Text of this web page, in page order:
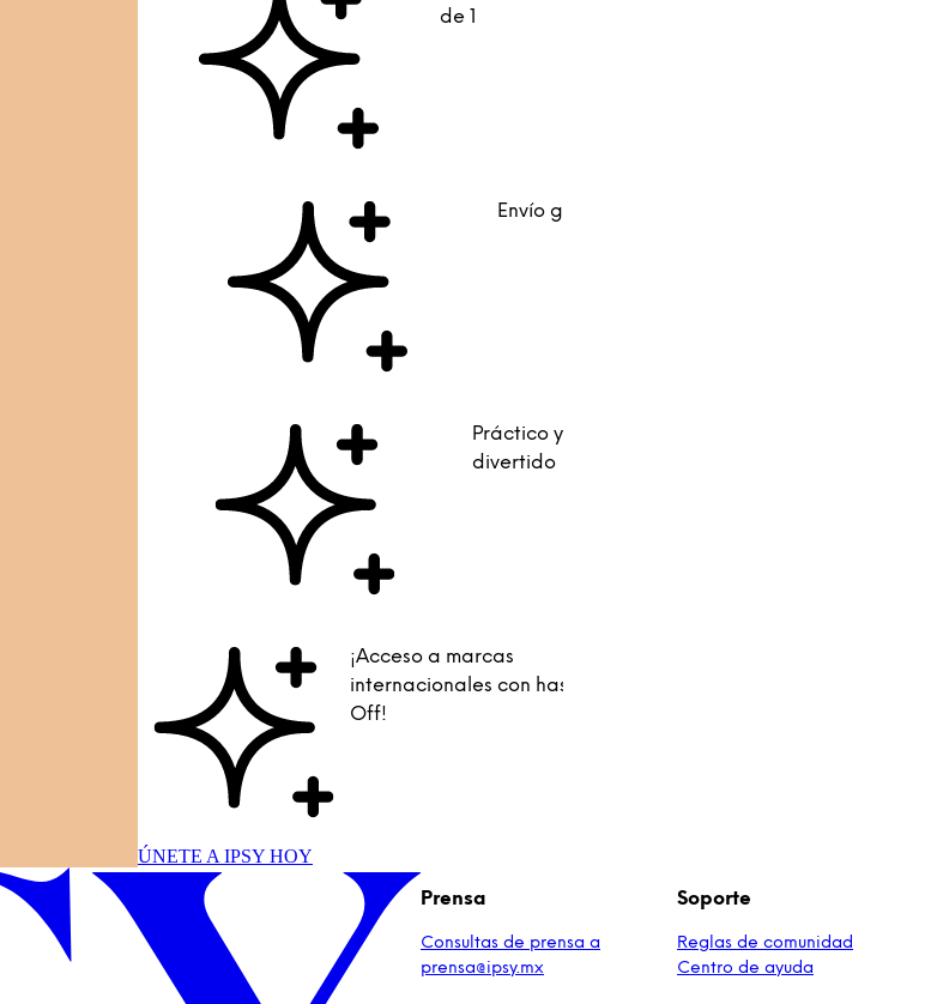
de 1
Envío gratis
Práctico y
divertido
¡Acceso a marcas
internacionales con hasta 70%
Off!
ÚNETE A IPSY HOY
Prensa
Consultas de prensa a
prensa@ipsy.mx
Soporte
Reglas de comunidad
Centro de ayuda